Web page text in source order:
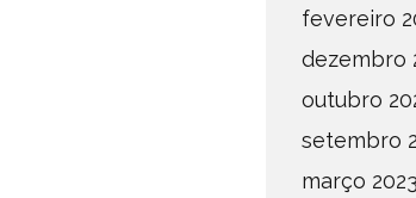
fevereiro
dezembro
outubro
setembro
março 2023